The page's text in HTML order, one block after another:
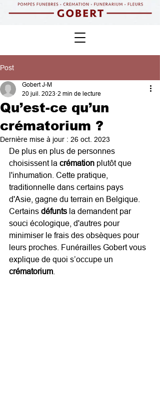
Post
Qu’est-ce qu’un
crématorium ?
Gobert J-M
20 juil. 2023 2 min de lecture
Dernière mise à jour : 26 oct. 2023
De plus en plus de personnes
choisissent la crémation plutôt que
l'inhumation. Cette pratique,
traditionnelle dans certains pays
d'Asie, gagne du terrain en Belgique.
Certains défunts la demandent par
souci écologique, d'autres pour
minimiser le frais des obsèques pour
leurs proches. Funérailles Gobert vous
explique de quoi s’occupe un
crématorium